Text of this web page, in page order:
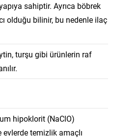
sahiptir. Ayrıca böbrek
olduğu bilinir, bu nedenle ilaç
turşu gibi ürünlerin raf
hipoklorit (NaClO)
temizlik amaçlı